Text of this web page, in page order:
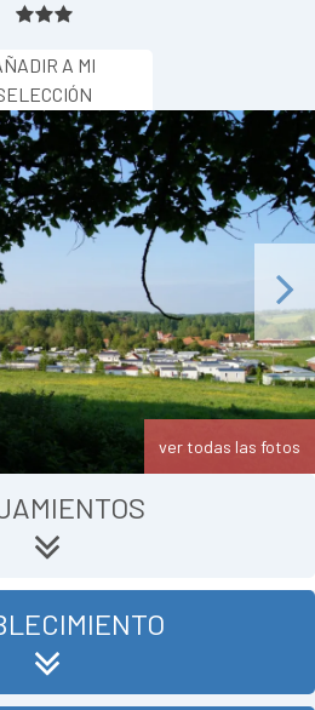
A MI
Next
ver todas las fotos